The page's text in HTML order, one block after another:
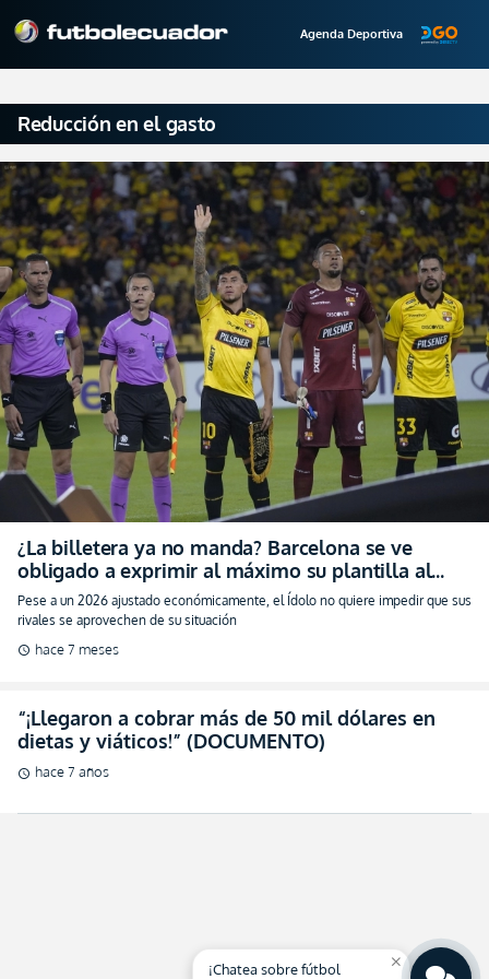
Agenda Deportiva
Reducción en el gasto
¿La billetera ya no manda? Barcelona se ve
obligado a exprimir al máximo su plantilla al
contar con menos recursos (VIDEO)
Pese a un 2026 ajustado económicamente, el Ídolo no quiere impedir que sus
rivales se aprovechen de su situación
schedule hace 7 meses
“¡Llegaron a cobrar más de 50 mil dólares en
dietas y viáticos!” (DOCUMENTO)
schedule hace 7 años
close
¡Chatea sobre fútbol